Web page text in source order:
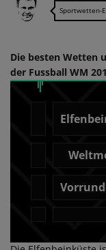
Sportwetten-
Die besten Wetten
der Fussball WM